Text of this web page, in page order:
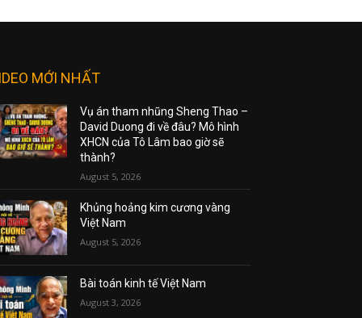
MỚI NHẤT
Vụ án tham nhũng Sheng Thao –
David Duong đi về đâu? Mô hình
XHCN của Tô Lâm bao giờ sẽ
thành?
August 5, 2026
Khủng hoảng kim cương vàng
Việt Nam
August 5, 2026
Bài toán kinh tế Việt Nam
August 3, 2026